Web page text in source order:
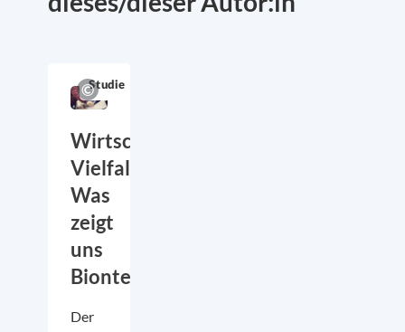
Studie
Wirtschaftsfaktor
Vielfalt:
Was
zeigt
uns
Biontech?
Der